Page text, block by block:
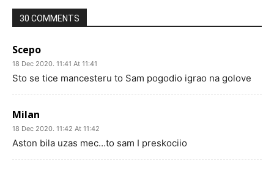
30 COMMENTS
Scepo
18 Dec 2020. 11:41 At 11:41
Sto se tice mancesteru to Sam pogodio igrao na golove
Milan
18 Dec 2020. 11:42 At 11:42
Aston bila uzas mec…to sam I preskociio